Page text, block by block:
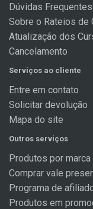
Dúvidas Frequentes
Sobre o Rateios de
Atualização dos
Cancelamento
Serviços ao cliente
Entre em contato
Solicitar devolução
Mapa do site
Outros serviços
Produtos por marca
Comprar vale
Programa de
Produtos em